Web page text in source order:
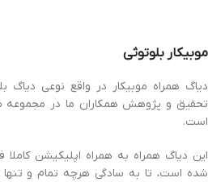
موبیکار بلوتوثی
دیاگ همراه موبیکار در واقع نوعی دیاگ
تحقیق و پژوهش همکاران ما در مجموعه
است.
این دیاگ همراه به همراه اپلیکیشن
شده است، تا به سادگی هرچه تمام و